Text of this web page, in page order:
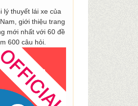
lý thuyết lái xe của
giới thiệu trang
mới nhất với 60 đề
600 câu hỏi.